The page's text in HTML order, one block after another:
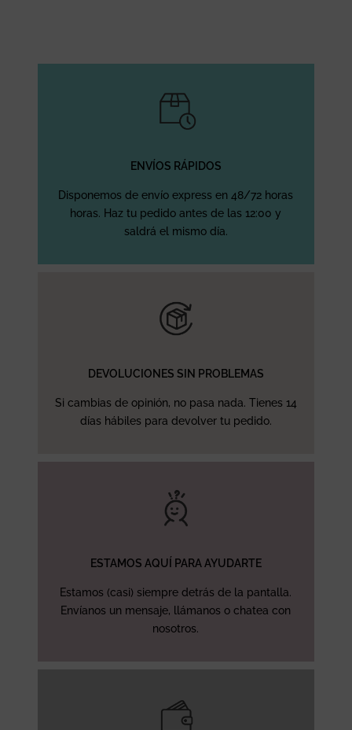
ENVÍOS RÁPIDOS
Disponemos de envío express en 48/72 horas
horas. Haz tu pedido antes de las 12:00 y
saldrá el mismo día.
DEVOLUCIONES SIN PROBLEMAS
Si cambias de opinión, no pasa nada. Tienes 14
días hábiles para devolver tu pedido.
ESTAMOS AQUÍ PARA AYUDARTE
Estamos (casi) siempre detrás de la pantalla.
Envíanos un mensaje, llámanos o chatea con
nosotros.